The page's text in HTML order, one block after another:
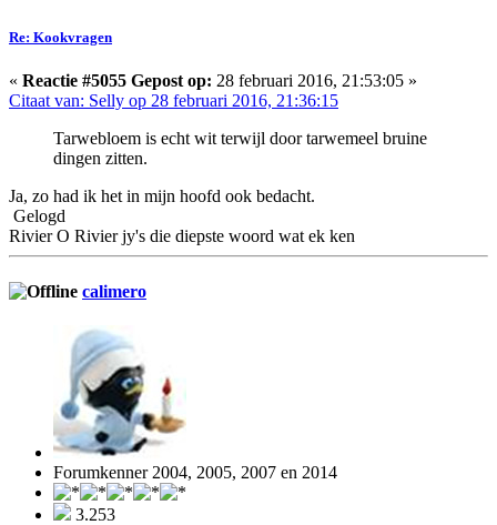
Re: Kookvragen
« Reactie #5055 Gepost op: 28 februari 2016, 21:53:05 »
Citaat van: Selly op 28 februari 2016, 21:36:15
Tarwebloem is echt wit terwijl door tarwemeel bruine
dingen zitten.
Ja, zo had ik het in mijn hoofd ook bedacht.
Gelogd
Rivier O Rivier jy's die diepste woord wat ek ken
calimero
Forumkenner 2004, 2005, 2007 en 2014
3.253